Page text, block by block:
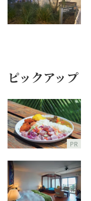
ピックアップ
PR